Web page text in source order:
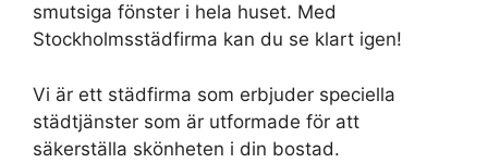
smutsiga fönster i hela huset. Med
Stockholmsstädfirma kan du se klart igen!
Vi är ett städfirma som erbjuder speciella
städtjänster som är utformade för att
säkerställa skönheten i din bostad.